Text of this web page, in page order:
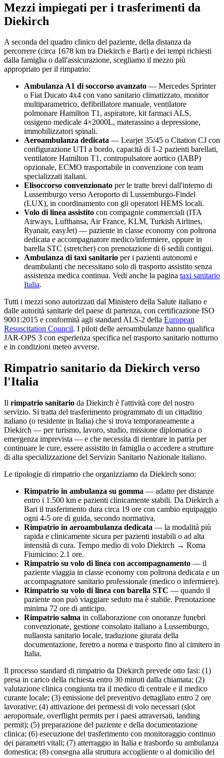
Mezzi impiegati per i trasferimenti da
Diekirch
A seconda del quadro clinico del paziente, della distanza da
percorrere (circa 1678 km tra Diekirch e Bari) e dei tempi richiesti
dalla famiglia o dall'assicurazione, scegliamo il mezzo più
appropriato per il rimpatrio:
Ambulanza A1 di soccorso avanzato — Mercedes Sprinter
o Fiat Ducato 4x4 con vano sanitario climatizzato, monitor
multiparametrico, defibrillatore manuale, ventilatore
polmonare Hamilton T1, aspiratore, kit farmaci ALS,
ossigeno medicale 4×2000L, materassino a depressione,
immobilizzatori spinali.
Aeroambulanza dedicata — Learjet 35/45 o Citation CJ con
configurazione UTI a bordo, capacità di 1-2 pazienti barellati,
ventilatore Hamilton T1, contropulsatore aortico (IABP)
opzionale, ECMO trasportabile in convenzione con team
specializzati italiani.
Elisoccorso convenzionato per le tratte brevi dall'interno di
Lussemburgo versoAeroporto di Lussemburgo-Findel
(LUX), in coordinamento con gli operatori HEMS locali.
Volo di linea assistito con compagnie commerciali (ITA
Airways, Lufthansa, Air France, KLM, Turkish Airlines,
Ryanair, easyJet) — paziente in classe economy con poltrona
dedicata e accompagnatore medico/infermiere, oppure in
barella STC (stretcher) con prenotazione di 6 sedili contigui.
Ambulanza di taxi sanitario per i pazienti autonomi e
deambulanti che necessitano solo di trasporto assistito senza
assistenza medica continua. Vedi anche la pagina taxi sanitario
Italia.
Tutti i mezzi sono autorizzati dal Ministero della Salute italiano e
dalle autorità sanitarie del paese di partenza, con certificazione ISO
9001:2015 e conformità agli standard ALS-2 della European
Resuscitation Council. I piloti delle aeroambulanze hanno qualifica
JAR-OPS 3 con esperienza specifica nel trasporto sanitario notturno
e in condizioni meteo avverse.
Rimpatrio sanitario da Diekirch verso
l'Italia
Il rimpatrio sanitario da Diekirch è l'attività core del nostro
servizio. Si tratta del trasferimento programmato di un cittadino
italiano (o residente in Italia) che si trova temporaneamente a
Diekirch — per turismo, lavoro, studio, missione diplomatica o
emergenza imprevista — e che necessita di rientrare in patria per
continuare le cure, essere assistito in famiglia o accedere a strutture
di alta specializzazione del Servizio Sanitario Nazionale italiano.
Le tipologie di rimpatrio che organizziamo da Diekirch sono:
Rimpatrio in ambulanza su gomma — adatto per distanze
entro i 1.500 km e pazienti clinicamente stabili. Da Diekirch a
Bari il trasferimento dura circa 19 ore con cambio equipaggio
ogni 4-5 ore di guida, secondo normativa.
Rimpatrio in aeroambulanza dedicata — la modalità più
rapida e clinicamente sicura per pazienti instabili o ad alta
intensità di cura. Tempo medio di volo Diekirch → Roma
Fiumicino: 2.1 ore.
Rimpatrio su volo di linea con accompagnamento — il
paziente viaggia in classe economy con poltrona dedicata e un
accompagnatore sanitario professionale (medico o infermiere).
Rimpatrio su volo di linea con barella STC — quando il
paziente non può viaggiare seduto ma è stabile. Prenotazione
minima 72 ore di anticipo.
Rimpatrio salma in collaborazione con onoranze funebri
convenzionate, gestione consolato italiano a Lussemburgo,
nullaosta sanitario locale, traduzione giurata della
documentazione, feretro a norma e trasporto fino al cimitero in
Italia.
Il processo standard di rimpatrio da Diekirch prevede otto fasi: (1)
presa in carico della richiesta entro 30 minuti dalla chiamata; (2)
valutazione clinica congiunta tra il medico di centrale e il medico
curante locale; (3) emissione del preventivo dettagliato entro 2 ore
lavorative; (4) attivazione dei permessi di volo necessari (slot
aeroportuale, overflight permits per i paesi attraversati, landing
permit); (5) preparazione del paziente e della documentazione
clinica; (6) esecuzione del trasferimento con monitoraggio continuo
dei parametri vitali; (7) atterraggio in Italia e trasbordo su ambulanza
domestica; (8) consegna alla struttura accogliente o al domicilio del